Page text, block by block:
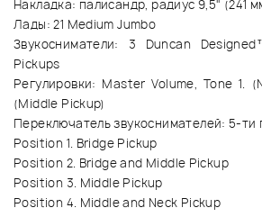
Накладка: палисандр, радиус 9,5" (241
Лады: 21 Medium Jumbo
Звукосниматели: 3 Duncan
Pickups
Регулировки: Master Volume, Tone 1.
(Middle Pickup)
Переключатель звукоснимателей: 5-
Position 1. Bridge Pickup
Position 2. Bridge and Middle Pickup
Position 3. Middle Pickup
Position 4. Middle and Neck Pickup